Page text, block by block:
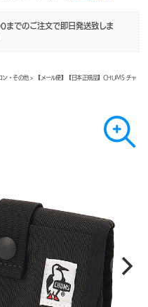
までのご注文で即日発送致しま
ン・その他> 【メール便】【日本正規品】CHUMS チャ